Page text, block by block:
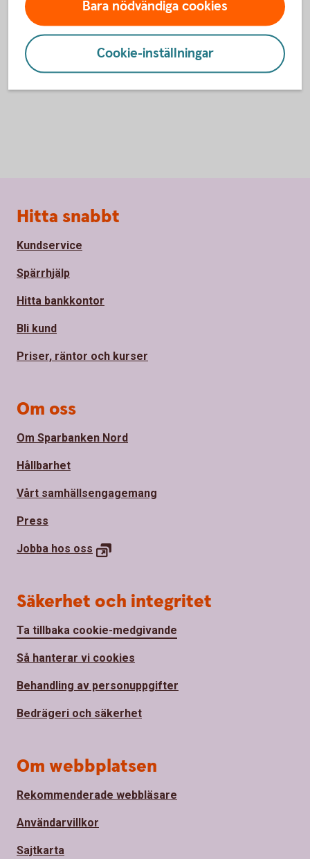
Spara och slösa
Bara nödvändiga cookies
Cookie-inställningar
Sidfot
Hitta snabbt
Kundservice
Spärrhjälp
Hitta bankkontor
Bli kund
Priser, räntor och kurser
Om oss
Om Sparbanken Nord
Hållbarhet
Vårt samhällsengagemang
Press
Jobba hos oss
Säkerhet och integritet
Ta tillbaka cookie-medgivande
Så hanterar vi cookies
Behandling av personuppgifter
Bedrägeri och säkerhet
Om webbplatsen
Rekommenderade webbläsare
Användarvillkor
Sajtkarta